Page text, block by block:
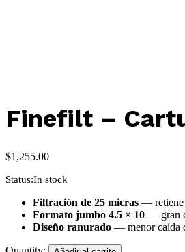
Finefilt –
$1,255.00
Status:In stock
Filtración de 25 micras — retiene
Formato jumbo 4.5 × 10 — gran
Diseño ranurado — menor caída